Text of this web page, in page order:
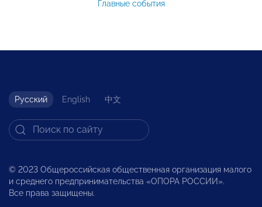
Главные события
Русский English 中文
© 2023 Общероссийская общественная организация малого
и среднего предпринимательства «ОПОРА РОССИИ».
Все права защищены.